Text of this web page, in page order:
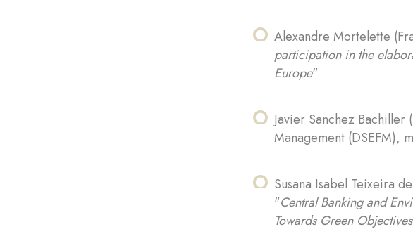
Alexandre Mortelette
participation in the
Europe"
Javier Sanchez
Management (DSEFM),
Susana Isabel Teixeira
"Central Banking and
Towards Green Objectives